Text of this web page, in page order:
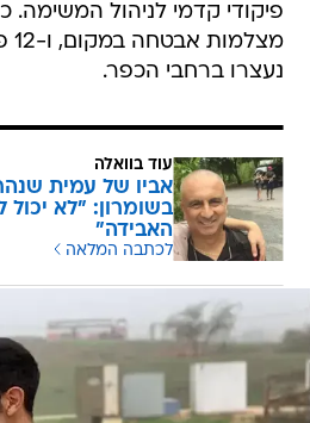
פיקודי קדמי לניהול המשימה.
נעצרו ברחבי הכפר.
עוד בוואלה
אביו של עמית
בשומרון: "לא יכול
האבידה"
לכתבה המלאה